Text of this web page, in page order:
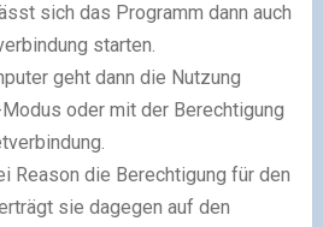
sich das Programm dann auch
starten.
geht dann die Nutzung
oder mit der Berechtigung
Reason die Berechtigung für den
sie dagegen auf den